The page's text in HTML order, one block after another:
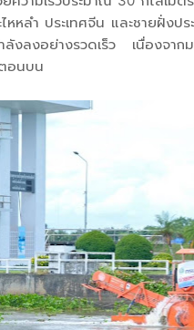
ะไหหลำ ประเทศจีน และชายฝั่
ลังลงอย่างรวดเร็ว เนื่องจาก
อนบน